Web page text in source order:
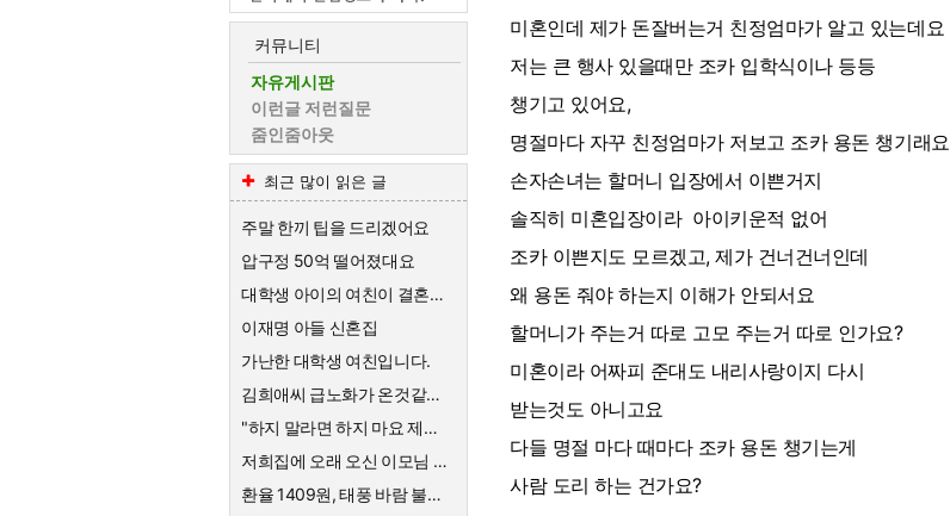
커뮤니티
자유게시판
이런글 저런질문
줌인줌아웃
최근 많이 읽은 글
주말 한끼 팁을 드리겠어요
압구정 50억 떨어졌대요
대학생 아이의 여친이 결혼하자고한대요
이재명 아들 신혼집
가난한 대학생 여친입니다.
김희애씨 급노화가 온것같네요
"하지 말라면 하지 마요 제발!" 의사를 믿지 않는 엄마의 고집
저희집에 오래 오신 이모님 퇴직금
환율 1409원, 태풍 바람 불어요
미혼인데 제가 돈잘버는거 친정엄마가 알고 있는데요
저는 큰 행사 있을때만 조카 입학식이나 등등
챙기고 있어요,
명절마다 자꾸 친정엄마가 저보고 조카 용돈 챙기래요
손자손녀는 할머니 입장에서 이쁜거지
솔직히 미혼입장이라 아이키운적 없어
조카 이쁜지도 모르겠고, 제가 건너건너인데
왜 용돈 줘야 하는지 이해가 안되서요
할머니가 주는거 따로 고모 주는거 따로 인가요?
미혼이라 어짜피 준대도 내리사랑이지 다시
받는것도 아니고요
다들 명절 마다 때마다 조카 용돈 챙기는게
사람 도리 하는 건가요?